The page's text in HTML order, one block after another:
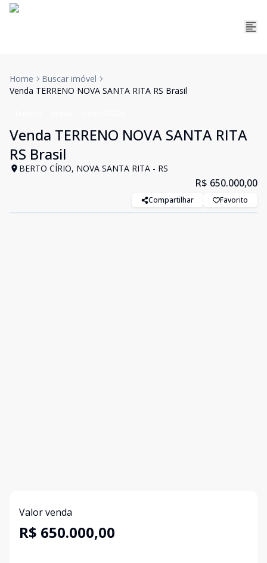
Home
Buscar imóvel
Venda TERRENO NOVA SANTA RITA RS Brasil
Venda TERRENO NOVA SANTA RITA
RS Brasil
BERTO CÍRIO, NOVA SANTA RITA - RS
R$ 650.000,00
Compartilhar Favorito
Valor venda
R$ 650.000,00